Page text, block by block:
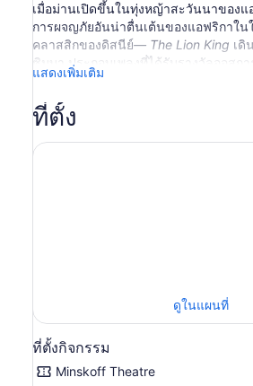
เมื่อม่านเปิดขึ้นในทุ่งหญ้าสะวันนาของแ
การผจญภัยอันน่าตื่นเต้นของแอฟริกาใน
คลาสสิกของดิสนีย์— The Lion King เดิ
ซิมบา ประกอบเพลงที่ได้รับรางวัลออสก
ของเอลตัน จอห์นและทิม ไรซ์
เดอะ ไลออน คิง
ทันทีและเปิดตัวเหล่าสิงสาราสัตว์ต่างๆ
นักเต้นมากกว่า 50 ชีวิตในช่วง “วงจรชี
เป็นรางวัลละครเพลงยอดเยี่ยม รางวัลก
เยี่ยม รางวัลการออกแบบเครื่องแต่งกาย
จึงเป็นละครบรอดเวย์ชั้นยอดเรื่องหนึ่งที่
เดียว
แสดงเพิ่มเติม
ที่ตั้ง
ดูในแผนที่
ที่ตั้งกิจกรรม
Minskoff Theatre